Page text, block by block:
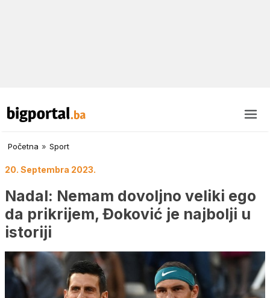
Početna » Sport
20. Septembra 2023.
Nadal: Nemam dovoljno veliki ego
da prikrijem, Đoković je najbolji u
istoriji